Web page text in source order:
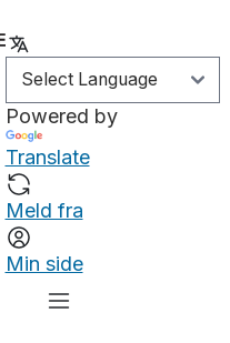
Powered by
Translate
Meld fra
Min side